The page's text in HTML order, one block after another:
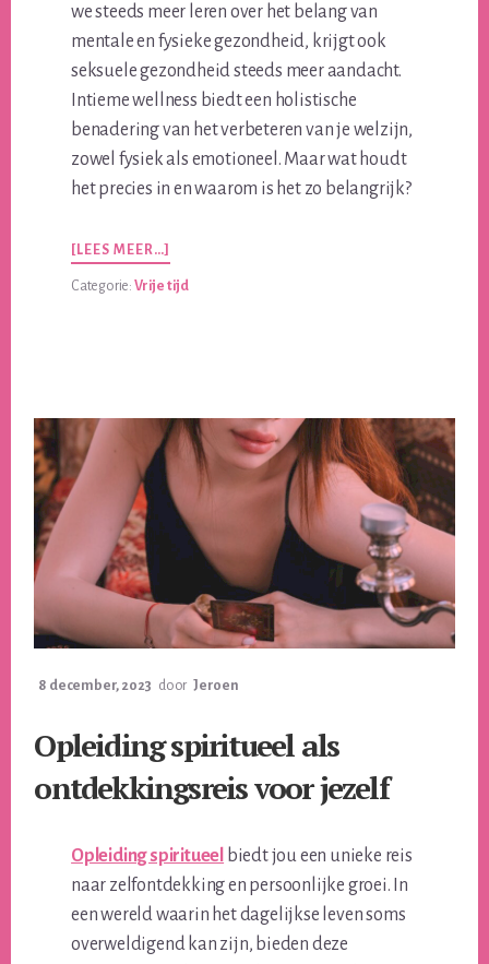
we steeds meer leren over het belang van
mentale en fysieke gezondheid, krijgt ook
seksuele gezondheid steeds meer aandacht.
Intieme wellness biedt een holistische
benadering van het verbeteren van je welzijn,
zowel fysiek als emotioneel. Maar wat houdt
het precies in en waarom is het zo belangrijk?
[LEES MEER…]
WELLNESS:
MEER
Categorie: Vrije tijd
8 december, 2023 door Jeroen
Opleiding spiritueel als
ontdekkingsreis voor jezelf
Opleiding spiritueel biedt jou een unieke reis
naar zelfontdekking en persoonlijke groei. In
een wereld waarin het dagelijkse leven soms
overweldigend kan zijn, bieden deze